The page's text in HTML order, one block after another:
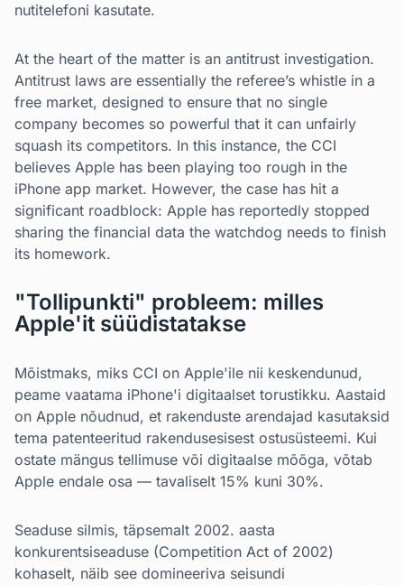
nutitelefoni kasutate.
At the heart of the matter is an antitrust investigation.
Antitrust laws are essentially the referee’s whistle in a
free market, designed to ensure that no single
company becomes so powerful that it can unfairly
squash its competitors. In this instance, the CCI
believes Apple has been playing too rough in the
iPhone app market. However, the case has hit a
significant roadblock: Apple has reportedly stopped
sharing the financial data the watchdog needs to finish
its homework.
"Tollipunkti" probleem: milles
Apple'it süüdistatakse
Mõistmaks, miks CCI on Apple'ile nii keskendunud,
peame vaatama iPhone'i digitaalset torustikku. Aastaid
on Apple nõudnud, et rakenduste arendajad kasutaksid
tema patenteeritud rakendusesisest ostusüsteemi. Kui
ostate mängus tellimuse või digitaalse mõõga, võtab
Apple endale osa — tavaliselt 15% kuni 30%.
Seaduse silmis, täpsemalt 2002. aasta
konkurentsiseaduse (Competition Act of 2002)
kohaselt, näib see domineeriva seisundi